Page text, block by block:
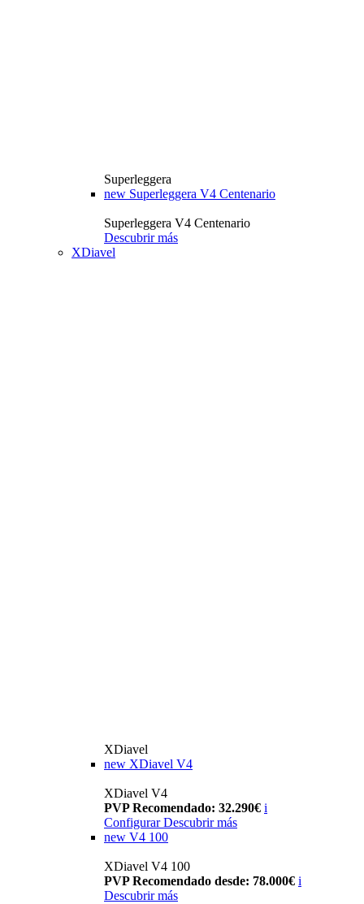
Superleggera
new Superleggera V4 Centenario
Superleggera V4 Centenario
Descubrir más
XDiavel
XDiavel
new XDiavel V4
XDiavel V4
PVP Recomendado: 32.290€ i
Configurar Descubrir más
new V4 100
XDiavel V4 100
PVP Recomendado desde: 78.000€ i
Descubrir más